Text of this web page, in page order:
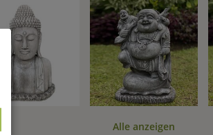
Alle anzeigen